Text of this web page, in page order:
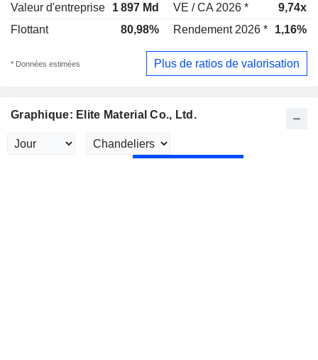
Valeur d'entreprise
1 897 Md VE / CA 2026 *
9,74x
Flottant
80,98% Rendement 2026 * 1,16%
* Données estimées Plus de ratios de valorisation
Graphique: Elite Material Co., Ltd.